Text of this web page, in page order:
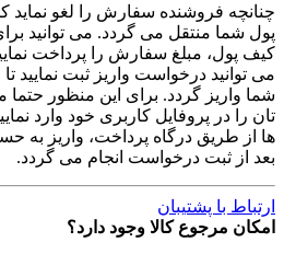
چنانچه فروشنده سفارش را لغو
پول شما منتقل می گردد. می توانید
کیف پول، مبلغ سفارش را پرداخت
می توانید درخواست واریز ثبت
شما واریز گردد. برای این منظور
تان را در پروفایل کاربری خود وارد
بعد از ثبت درخواست انجام می گردد.
ارتباط با پشتیبان
امکان مرجوع کالا وجود دارد؟